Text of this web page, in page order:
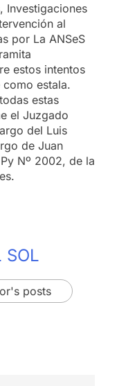
Investigaciones
al
por La ANSeS
estos intentos
estala.
estas
el Juzgado
del Luis
de Juan
Nº 2002, de la
SOL
posts